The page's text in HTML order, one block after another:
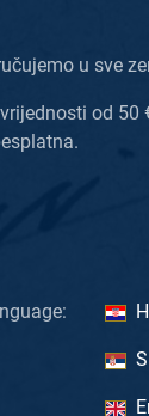
u sve
od 50